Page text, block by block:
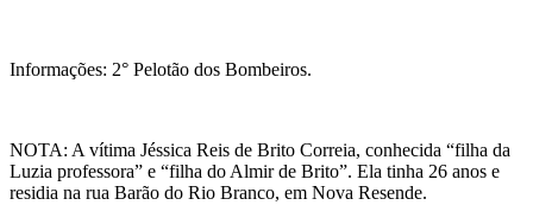
Informações: 2° Pelotão dos Bombeiros.
NOTA: A vítima Jéssica Reis de Brito Correia, conhecida “filha da
Luzia professora” e “filha do Almir de Brito”. Ela tinha 26 anos e
residia na rua Barão do Rio Branco, em Nova Resende.